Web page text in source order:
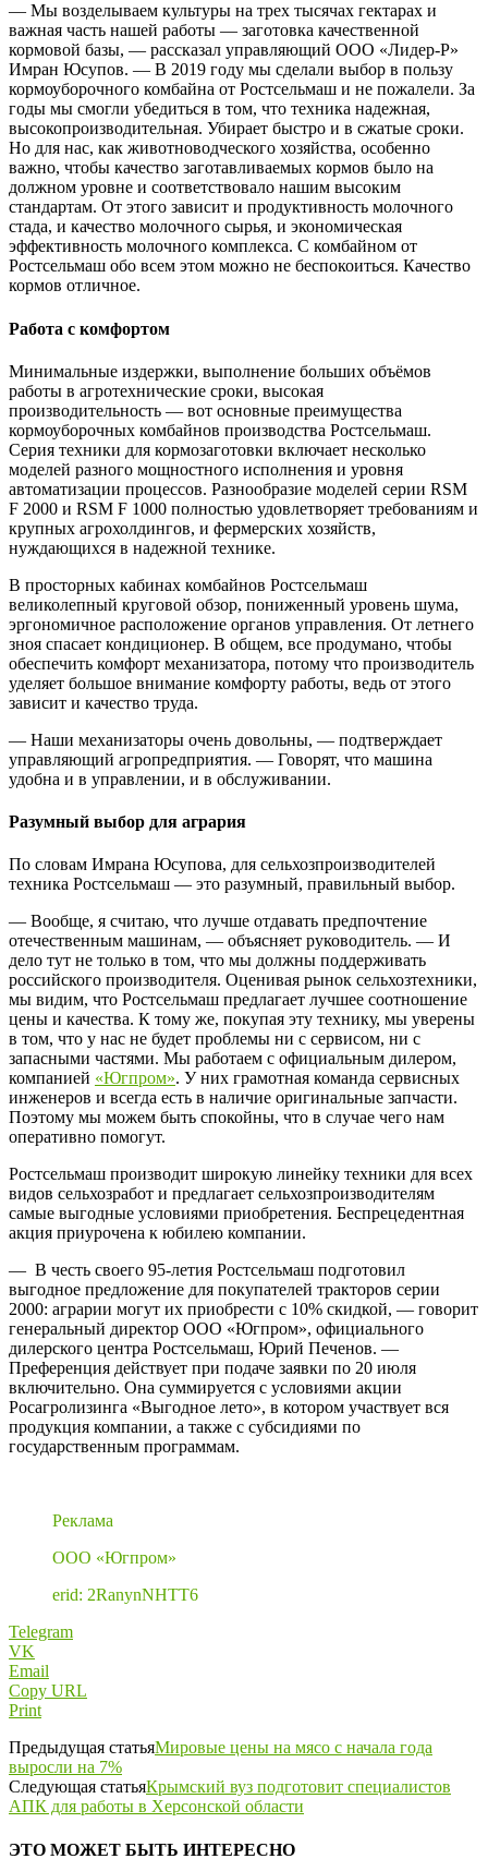
— Мы возделываем культуры на трех тысячах гектарах и
важная часть нашей работы — заготовка качественной
кормовой базы, — рассказал управляющий ООО «Лидер-Р»
Имран Юсупов. — В 2019 году мы сделали выбор в пользу
кормоуборочного комбайна от Ростсельмаш и не пожалели. За
годы мы смогли убедиться в том, что техника надежная,
высокопроизводительная. Убирает быстро и в сжатые сроки.
Но для нас, как животноводческого хозяйства, особенно
важно, чтобы качество заготавливаемых кормов было на
должном уровне и соответствовало нашим высоким
стандартам. От этого зависит и продуктивность молочного
стада, и качество молочного сырья, и экономическая
эффективность молочного комплекса. С комбайном от
Ростсельмаш обо всем этом можно не беспокоиться. Качество
кормов отличное.
Работа с комфортом
Минимальные издержки, выполнение больших объёмов
работы в агротехнические сроки, высокая
производительность — вот основные преимущества
кормоуборочных комбайнов производства Ростсельмаш.
Серия техники для кормозаготовки включает несколько
моделей разного мощностного исполнения и уровня
автоматизации процессов. Разнообразие моделей серии RSM
F 2000 и RSM F 1000 полностью удовлетворяет требованиям и
крупных агрохолдингов, и фермерских хозяйств,
нуждающихся в надежной технике.
В просторных кабинах комбайнов Ростсельмаш
великолепный круговой обзор, пониженный уровень шума,
эргономичное расположение органов управления. От летнего
зноя спасает кондиционер. В общем, все продумано, чтобы
обеспечить комфорт механизатора, потому что производитель
уделяет большое внимание комфорту работы, ведь от этого
зависит и качество труда.
— Наши механизаторы очень довольны, — подтверждает
управляющий агропредприятия. — Говорят, что машина
удобна и в управлении, и в обслуживании.
Разумный выбор для агрария
По словам Имрана Юсупова, для сельхозпроизводителей
техника Ростсельмаш — это разумный, правильный выбор.
— Вообще, я считаю, что лучше отдавать предпочтение
отечественным машинам, — объясняет руководитель. — И
дело тут не только в том, что мы должны поддерживать
российского производителя. Оценивая рынок сельхозтехники,
мы видим, что Ростсельмаш предлагает лучшее соотношение
цены и качества. К тому же, покупая эту технику, мы уверены
в том, что у нас не будет проблемы ни с сервисом, ни с
запасными частями. Мы работаем с официальным дилером,
компанией «Югпром». У них грамотная команда сервисных
инженеров и всегда есть в наличие оригинальные запчасти.
Поэтому мы можем быть спокойны, что в случае чего нам
оперативно помогут.
Ростсельмаш производит широкую линейку техники для всех
видов сельхозработ и предлагает сельхозпроизводителям
самые выгодные условиями приобретения. Беспрецедентная
акция приурочена к юбилею компании.
— В честь своего 95-летия Ростсельмаш подготовил
выгодное предложение для покупателей тракторов серии
2000: аграрии могут их приобрести с 10% скидкой, — говорит
генеральный директор ООО «Югпром», официального
дилерского центра Ростсельмаш, Юрий Печенов. —
Преференция действует при подаче заявки по 20 июля
включительно. Она суммируется с условиями акции
Росагролизинга «Выгодное лето», в котором участвует вся
продукция компании, а также с субсидиями по
государственным программам.
Реклама
ООО «Югпром»
erid: 2RanynNHTT6
Telegram
VK
Email
Copy URL
Print
Предыдущая статьяМировые цены на мясо с начала года
выросли на 7%
Следующая статьяКрымский вуз подготовит специалистов
АПК для работы в Херсонской области
ЭТО МОЖЕТ БЫТЬ ИНТЕРЕСНО